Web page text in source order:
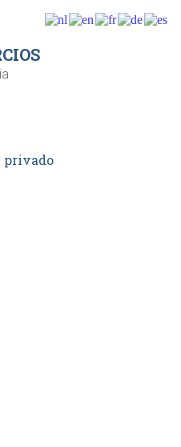
privado